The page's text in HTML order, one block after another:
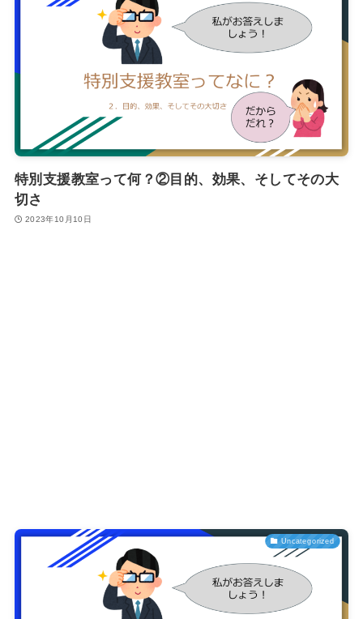
特別支援教室って何？②目的、効果、そしてその大
切さ
2023年10月10日
Uncategorized